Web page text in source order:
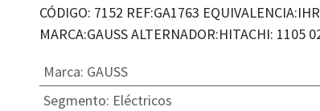
CÓDIGO: 7152 REF:GA1763
MARCA:GAUSS ALTERNADOR:HITACHI: 1105
Marca: GAUSS
Segmento: Eléctricos